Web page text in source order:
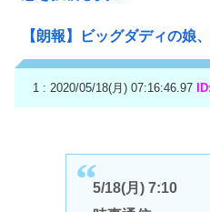
【朗報】ビッグダディの娘
1 : 2020/05/18(月) 07:16:46.97
5/18(月) 7:10